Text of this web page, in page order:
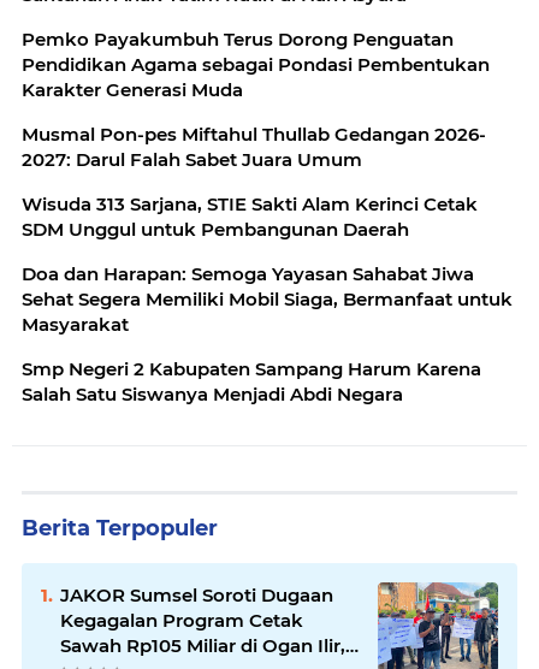
Pemko Payakumbuh Terus Dorong Penguatan
Pendidikan Agama sebagai Pondasi Pembentukan
Karakter Generasi Muda
Musmal Pon-pes Miftahul Thullab Gedangan 2026-
2027: Darul Falah Sabet Juara Umum
Wisuda 313 Sarjana, STIE Sakti Alam Kerinci Cetak
SDM Unggul untuk Pembangunan Daerah
Doa dan Harapan: Semoga Yayasan Sahabat Jiwa
Sehat Segera Memiliki Mobil Siaga, Bermanfaat untuk
Masyarakat
Smp Negeri 2 Kabupaten Sampang Harum Karena
Salah Satu Siswanya Menjadi Abdi Negara
Berita Terpopuler
JAKOR Sumsel Soroti Dugaan
Kegagalan Program Cetak
Sawah Rp105 Miliar di Ogan Ilir,